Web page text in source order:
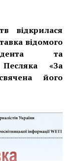
відкрилася
відомого
та
«За
його